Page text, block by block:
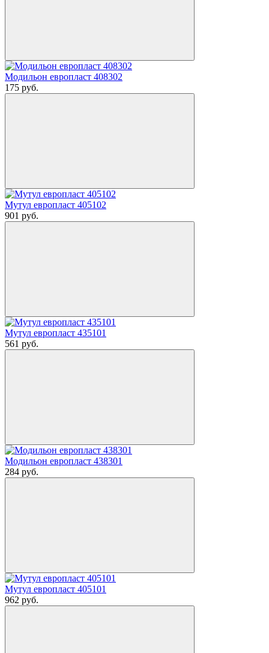
Модильон европласт 408302
175 руб.
Мутул европласт 405102
901 руб.
Мутул европласт 435101
561 руб.
Модильон европласт 438301
284 руб.
Мутул европласт 405101
962 руб.